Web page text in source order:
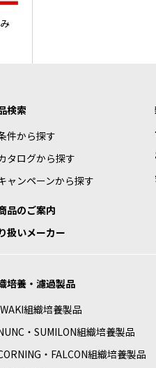
検索
件から探す
タログから探す
ャンペーンから探す
品のご案内
扱いメーカー
培養・濾過製品
組織培養製品
・SUMILON組織培養製品
・FALCON組織培養製品